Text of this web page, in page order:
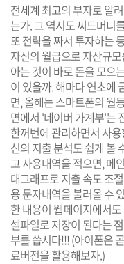
전세계 최고의 부자로 알
는가. 그 역시도 씨드머니
또 전략을 짜서 투자하는
자신의 월급으로 자산규
아는 것이 바로 돈을 모으
이 있을까. 해마다 연초에
면, 올해는 스마트폰의 월
면에서 '네이버 가계부'는
한꺼번에 관리하면서 사
신의 지출 분석도 쉽게 볼
고 사용내역을 적으면, 메
대그래프로 지출 속도 조
용 문자내역을 불러올 수
한 내용이 웹페이지에서
셀파일로 저장이 된다는
부를 씁시다!!! (아이폰은
료버전을 활용해보자.)